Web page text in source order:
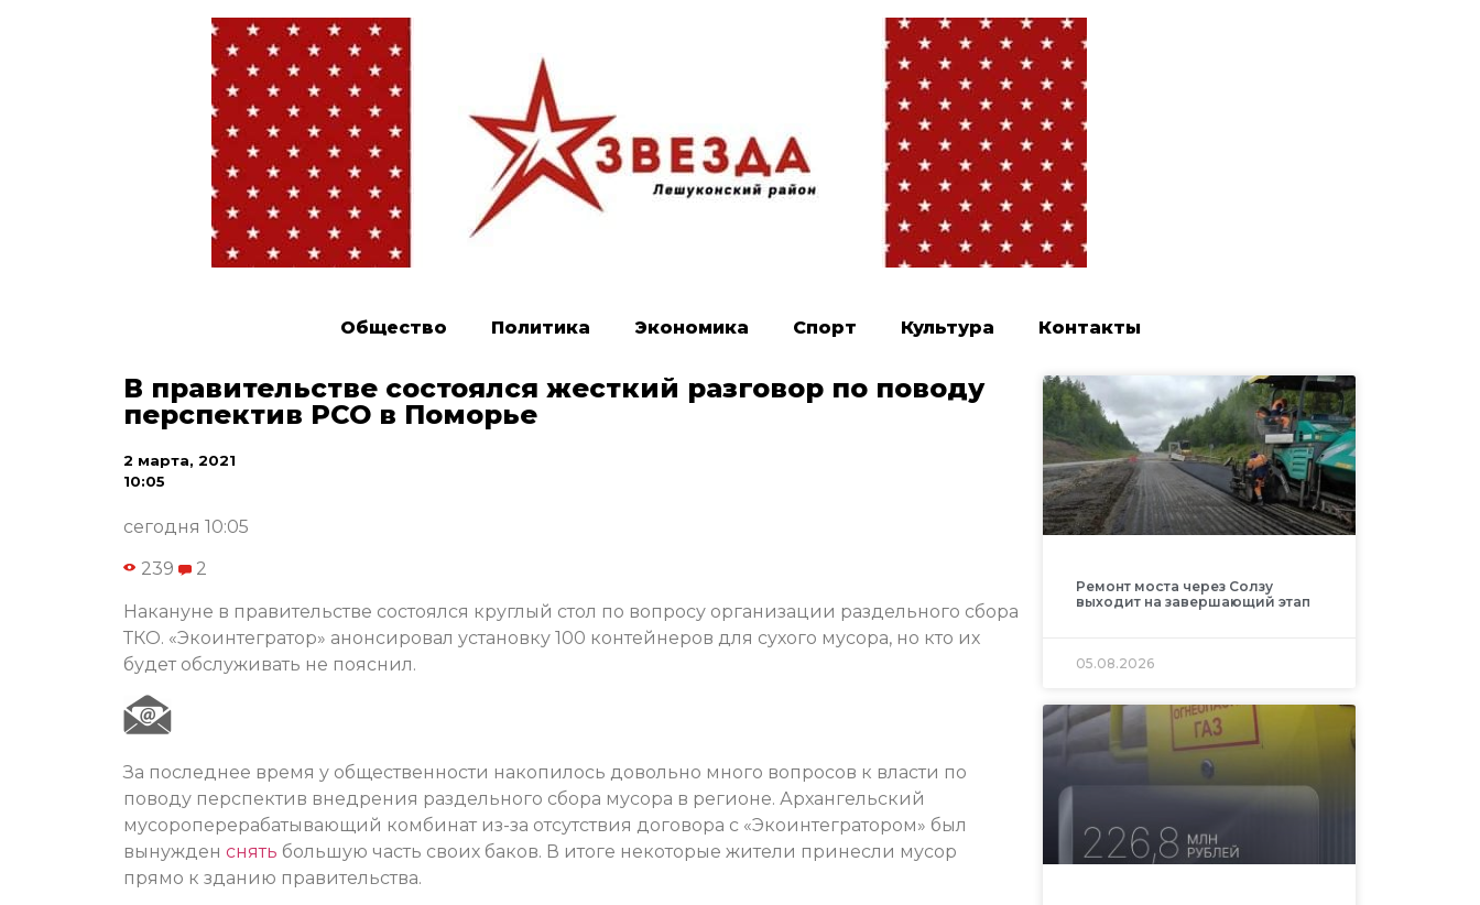
Общество Политика Экономика Спорт Культура Контакты
В правительстве состоялся жесткий разговор по поводу
перспектив РСО в Поморье
2 марта, 2021
10:05
сегодня 10:05
239 2
Накануне в правительстве состоялся круглый стол по вопросу организации раздельного сбора
ТКО. «Экоинтегратор» анонсировал установку 100 контейнеров для сухого мусора, но кто их
будет обслуживать не пояснил.
За последнее время у общественности накопилось довольно много вопросов к власти по
поводу перспектив внедрения раздельного сбора мусора в регионе. Архангельский
мусороперерабатывающий комбинат из-за отсутствия договора с «Экоинтегратором» был
вынужден снять большую часть своих баков. В итоге некоторые жители принесли мусор
прямо к зданию правительства.
Ремонт моста через Солзу
выходит на завершающий этап
05.08.2026